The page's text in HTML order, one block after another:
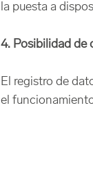
la puesta a
4. Posibilidad de
El registro de
el